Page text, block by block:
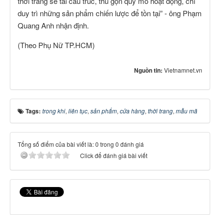
duy trì những sản phẩm chiến lược để tồn tại” - ông Phạm
Quang Anh nhận định.
(Theo Phụ Nữ TP.HCM)
Nguồn tin: Vietnamnet.vn
Tags: trong khi, liên tục, sản phẩm, cửa hàng, thời trang, mẫu mã
Tổng số điểm của bài viết là: 0 trong 0 đánh giá
Click để đánh giá bài viết